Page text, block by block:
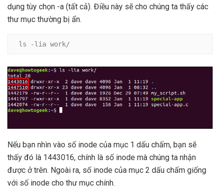
dụng tùy chọn -a (tất cả). Điều này sẽ cho chúng ta thấy các
thư mục thường bị ẩn.
ls -lia work/
Nếu bạn nhìn vào số inode của mục 1 dấu chấm, bạn sẽ
thấy đó là 1443016, chính là số inode mà chúng ta nhận
được ở trên. Ngoài ra, số inode của mục 2 dấu chấm giống
với số inode cho thư mục chính.